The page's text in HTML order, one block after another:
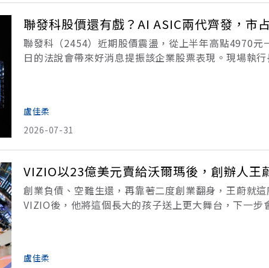
聯發科股價還有戲？AI ASIC兩代齊發，市
聯發科（2454）近期股價震盪，從上半年高點4970元
日的法說會帶來好消息提振該企業股票表現。現場執
盧佳柔
2026-07-31
VIZIO以23億美元賣給沃爾瑪後，創辦人王
創業負債、空難生還，再靠著二度創業翻身，王蔚就
VIZIO後，他將這個長大的孩子送上更大舞台，下一
盧佳柔